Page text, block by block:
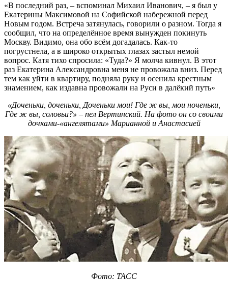
«В последний раз, – вспоминал Михаил Иванович, – я был у
Екатерины Максимовой на Софийской набережной перед
Новым годом. Встреча затянулась, говорили о разном. Тогда я
сообщил, что на определённое время вынужден покинуть
Москву. Видимо, она обо всём догадалась. Как-то
погрустнела, а в широко открытых глазах застыл немой
вопрос. Катя тихо спросила: «Туда?» Я молча кивнул. В этот
раз Екатерина Александровна меня не провожала вниз. Перед
тем как уйти в квартиру, подняла руку и осенила крестным
знамением, как издавна провожали на Руси в далёкий путь»
«Доченьки, доченьки, Доченьки мои! Где ж вы, мои ноченьки,
Где ж вы, соловьи?» – пел Вертинский. На фото он со своими
дочками-«ангелятами» Марианной и Анастасией
Фото: ТАСС